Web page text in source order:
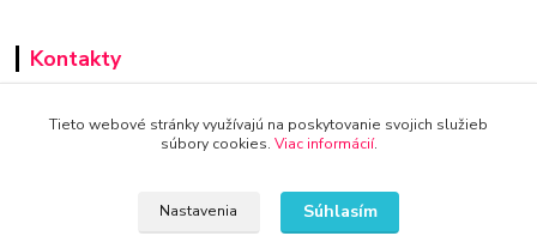
Kontakty
+421 940 949 000
Tieto webové stránky využívajú na poskytovanie svojich služieb
súbory cookies. Viac informácií.
Nastavenia Súhlasím